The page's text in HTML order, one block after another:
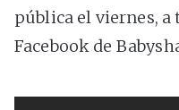
pública el viernes, a
Facebook de